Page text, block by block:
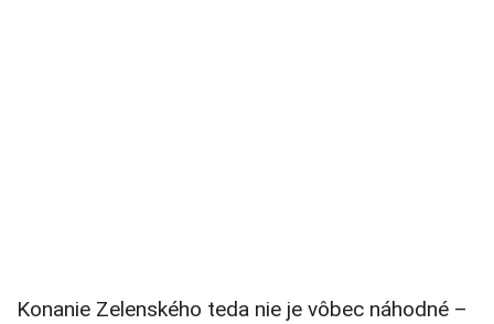
Konanie Zelenského teda nie je vôbec náhodné –